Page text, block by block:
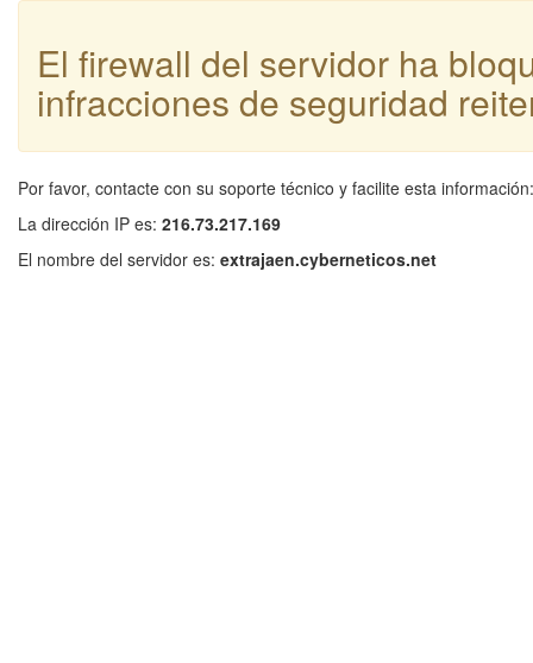
El firewall del servidor ha
infracciones de seguridad
Por favor, contacte con su soporte técnico y facilite esta información:
La dirección IP es: 216.73.217.169
El nombre del servidor es: extrajaen.cyberneticos.net